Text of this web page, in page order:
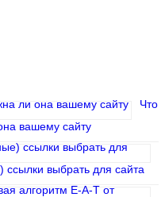
Что
вашему сайту
выбрать для сайта